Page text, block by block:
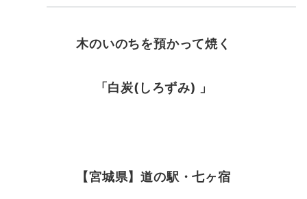
木のいのちを預かって焼く
「白炭(しろずみ) 」
【宮城県】道の駅・七ヶ宿